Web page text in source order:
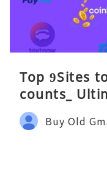
Top 9Sites
counts_
Buy Old